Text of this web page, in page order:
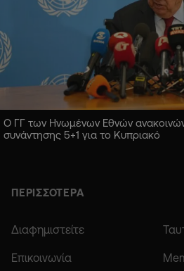
Ο ΓΓ των Ηνωμένων Εθνών
συνάντησης 5+1 για το Κυπριακό
ΠΕΡΙΣΣΟΤΕΡΑ
Διαφημιστείτε
Επικοινωνία